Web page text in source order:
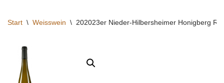
Start \ Weisswein \ 202023er Nieder-Hilbersheimer Honigberg